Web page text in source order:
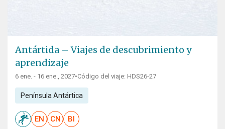
Antártida – Viajes de descubrimiento y
aprendizaje
6 ene. - 16 ene., 2027•Código del viaje: HDS26-27
Península Antártica
EN CN BI